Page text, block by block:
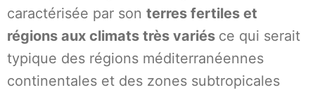
caractérisée par son terres fertiles et
régions aux climats très variés ce qui serait
typique des régions méditerranéennes
continentales et des zones subtropicales